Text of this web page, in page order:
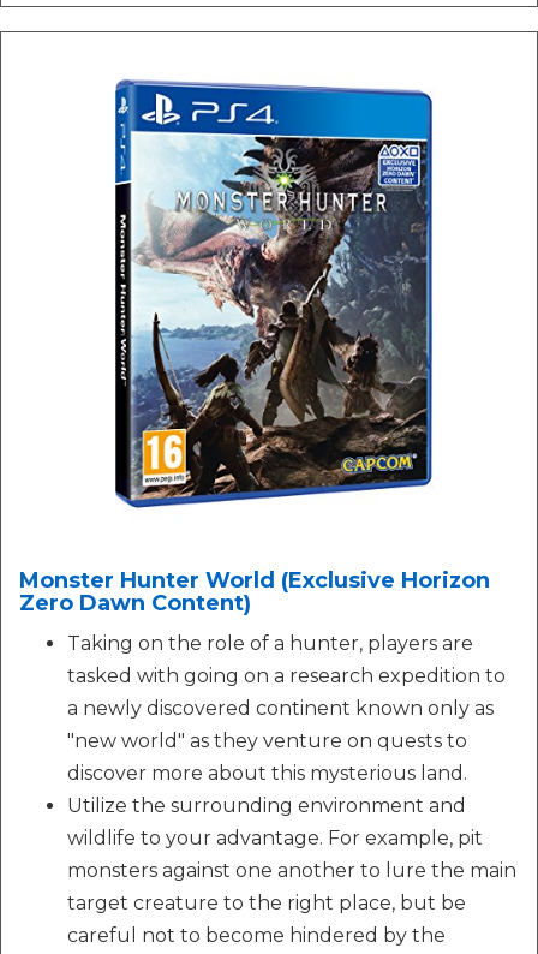
Monster Hunter World (Exclusive Horizon
Zero Dawn Content)
Taking on the role of a hunter, players are
tasked with going on a research expedition to
a newly discovered continent known only as
"new world" as they venture on quests to
discover more about this mysterious land.
Utilize the surrounding environment and
wildlife to your advantage. For example, pit
monsters against one another to lure the main
target creature to the right place, but be
careful not to become hindered by the